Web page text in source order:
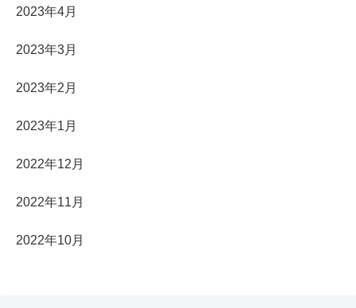
2023年4月
2023年3月
2023年2月
2023年1月
2022年12月
2022年11月
2022年10月